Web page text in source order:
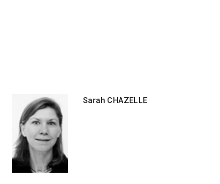
Sarah CHAZELLE